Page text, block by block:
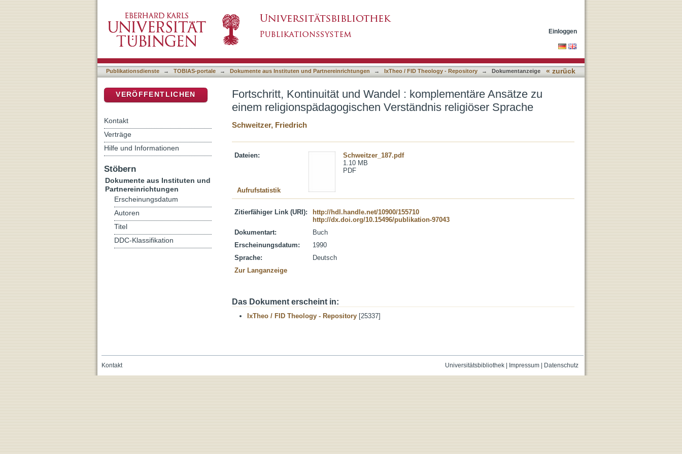
Verständnis religiöser Sprache
Einloggen
Publikationsdienste → TOBIAS-portale → Dokumente aus Instituten und Partnereinrichtungen → IxTheo / FID Theology - Repository → Dokumentanzeige « zurück
Fortschritt, Kontinuität und Wandel : komplementäre Ansätze zu
einem religionspädagogischen Verständnis religiöser Sprache
Schweitzer, Friedrich
Dateien:
Schweitzer_187.pdf
1.10 MB
PDF
Aufrufstatistik
Zitierfähiger Link (URI):
http://hdl.handle.net/10900/155710
http://dx.doi.org/10.15496/publikation-97043
Dokumentart:
Buch
Erscheinungsdatum:
1990
Sprache:
Deutsch
Zur Langanzeige
Das Dokument erscheint in:
IxTheo / FID Theology - Repository [25337]
VERÖFFENTLICHEN
Kontakt
Verträge
Hilfe und Informationen
Stöbern
Dokumente aus Instituten und
Partnereinrichtungen
Erscheinungsdatum
Autoren
Titel
DDC-Klassifikation
Universitätsbibliothek| Impressum| Datenschutz
Kontakt